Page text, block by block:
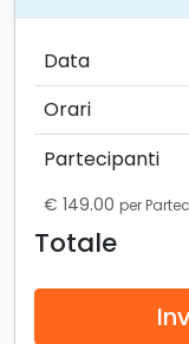
Data
Orari
Partecipanti
€ 149.00 per
Totale